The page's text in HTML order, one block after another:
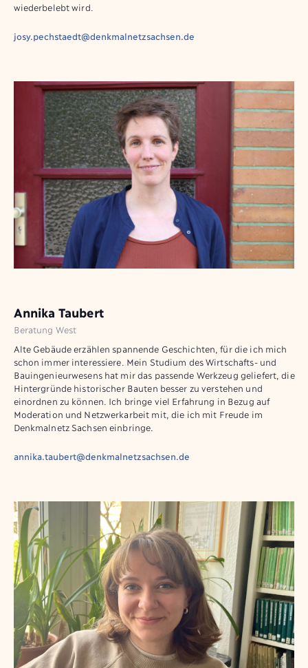
wiederbelebt wird.
josy.pechstaedt@denkmalnetzsachsen.de
Annika Taubert
Beratung West
Alte Gebäude erzählen spannende Geschichten, für die ich mich
schon immer interessiere. Mein Studium des Wirtschafts- und
Bauingenieurwesens hat mir das passende Werkzeug geliefert, die
Hintergründe historischer Bauten besser zu verstehen und
einordnen zu können. Ich bringe viel Erfahrung in Bezug auf
Moderation und Netzwerkarbeit mit, die ich mit Freude im
Denkmalnetz Sachsen einbringe.
annika.taubert@denkmalnetzsachsen.de